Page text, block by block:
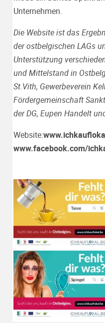
Unternehmen.
Die Website ist das
der ostbelgischen LAGs
Unterstützung
und Mittelstand in
St.Vith, Gewerbeverein
Fördergemeinschaft
der DG, Eupen Handelt
Website:
www.facebook.com/